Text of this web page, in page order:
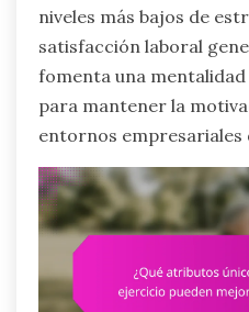
niveles más bajos de
satisfacción laboral
fomenta una
para mantener la
entornos empresariales